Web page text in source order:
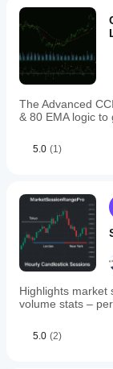
provides
a
comprehensive
visual
and
alert-
based
approach
to
monitoring
trends
in
trading
charts.
지표 프로필
The Advanced
& 80 EMA logic
5.0 (1)
Highlights market
volume stats –
5.0 (2)